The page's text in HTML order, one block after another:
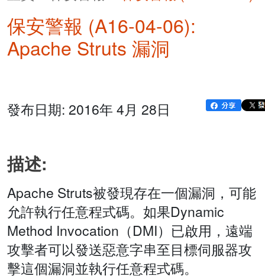
保安警報 (A16-04-06):
Apache Struts 漏洞
發布日期: 2016年 4月 28日
描述:
Apache Struts被發現存在一個漏洞，可能
允許執行任意程式碼。如果Dynamic
Method Invocation（DMI）已啟用，遠端
攻擊者可以發送惡意字串至目標伺服器攻
擊這個漏洞並執行任意程式碼。